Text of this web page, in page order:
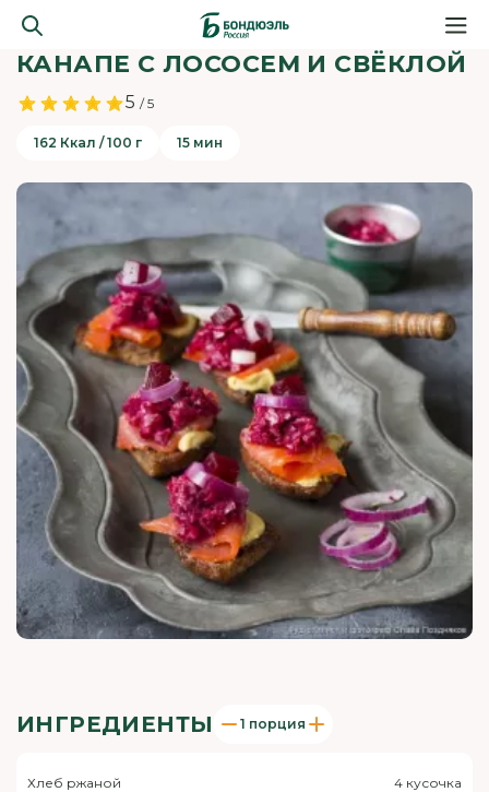
КАНАПЕ С ЛОСОСЕМ И СВЁКЛОЙ
5 / 5
162 Ккал / 100 г 15 мин
ИНГРЕДИЕНТЫ 1 порция
Хлеб ржаной 4 кусочка